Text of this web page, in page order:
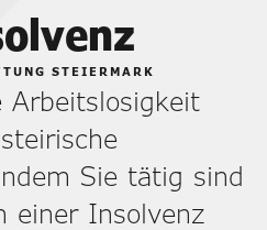
STEIERMARK
Arbeitslosigkeit
Sie tätig sind
einer Insolvenz